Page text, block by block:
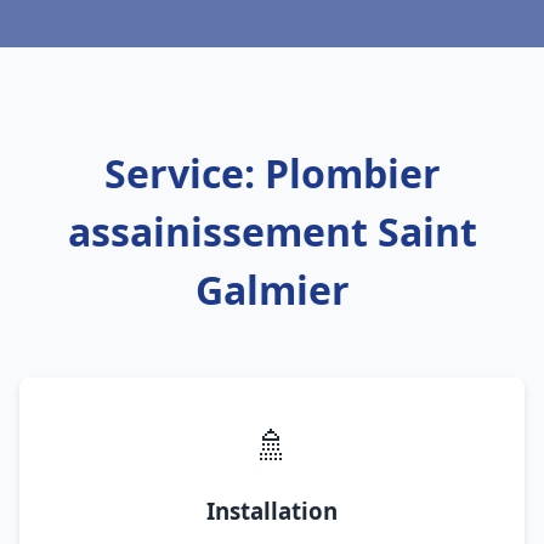
Service: Plombier
assainissement Saint
Galmier
🚿
Installation